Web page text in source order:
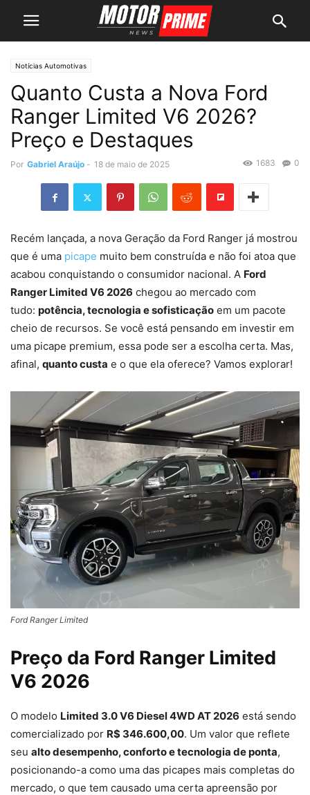
Notícias Automotivas
Quanto Custa a Nova Ford
Ranger Limited V6 2026?
Preço e Destaques
Por Gabriel Araújo - 18 de maio de 2025 0
1683
Recém lançada, a nova Geração da Ford Ranger já mostrou
que é uma picape muito bem construída e não foi atoa que
acabou conquistando o consumidor nacional. A Ford
Ranger Limited V6 2026 chegou ao mercado com
tudo: potência, tecnologia e sofisticação em um pacote
cheio de recursos. Se você está pensando em investir em
uma picape premium, essa pode ser a escolha certa. Mas,
afinal, quanto custa e o que ela oferece? Vamos explorar!
Ford Ranger Limited
Preço da Ford Ranger Limited
V6 2026
O modelo Limited 3.0 V6 Diesel 4WD AT 2026 está sendo
comercializado por R$ 346.600,00. Um valor que reflete
seu alto desempenho, conforto e tecnologia de ponta,
posicionando-a como uma das picapes mais completas do
mercado, o que tem causado uma certa apreensão por